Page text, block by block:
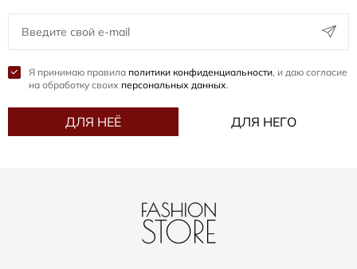
Я принимаю правила политики конфиденциальности, и даю согласие
на обработку своих персональных данных.
ДЛЯ НЕЁ ДЛЯ НЕГО